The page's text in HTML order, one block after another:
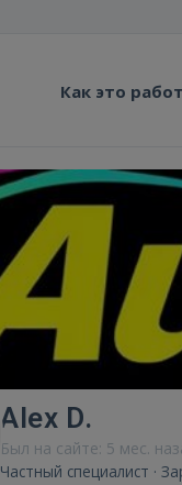
Как это
Alex D.
Был на сайте: 5 мес.
Частный специалист ·